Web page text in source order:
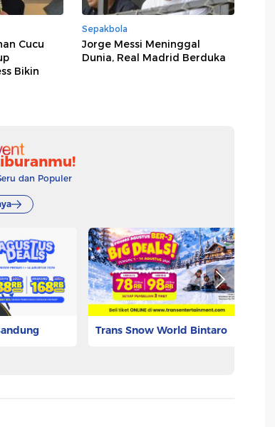
Cucu
Bikin
Sepakbola
Jorge Messi Meninggal
Dunia, Real Madrid Berduka
dan Populer
Trans Snow World Bintaro